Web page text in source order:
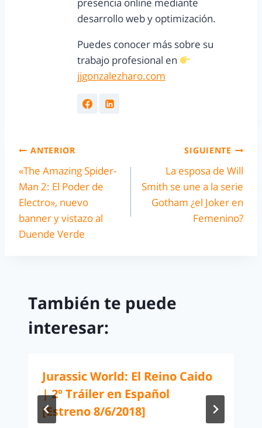
presencia online mediante
desarrollo web y optimización.
Puedes conocer más sobre su
trabajo profesional en
jjgonzalezharo.com
ANTERIOR
«The Amazing Spider-
Man 2: El Poder de
Electro», nuevo
banner y vistazo al
Duende Verde
SIGUIENTE
La esposa de Will
Smith se une a la serie
Gotham ¿el Joker en
Femenino?
También te puede
interesar:
Jurassic World: El Reino Caido
| 2º Tráiler en Español
[Estreno 8/6/2018]